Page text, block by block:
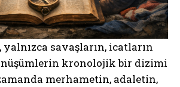
savaşların, icatların
kronolojik bir dizimi
merhametin, adaletin,